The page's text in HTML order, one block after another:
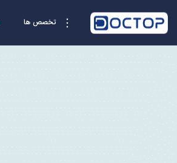
تخصص ها